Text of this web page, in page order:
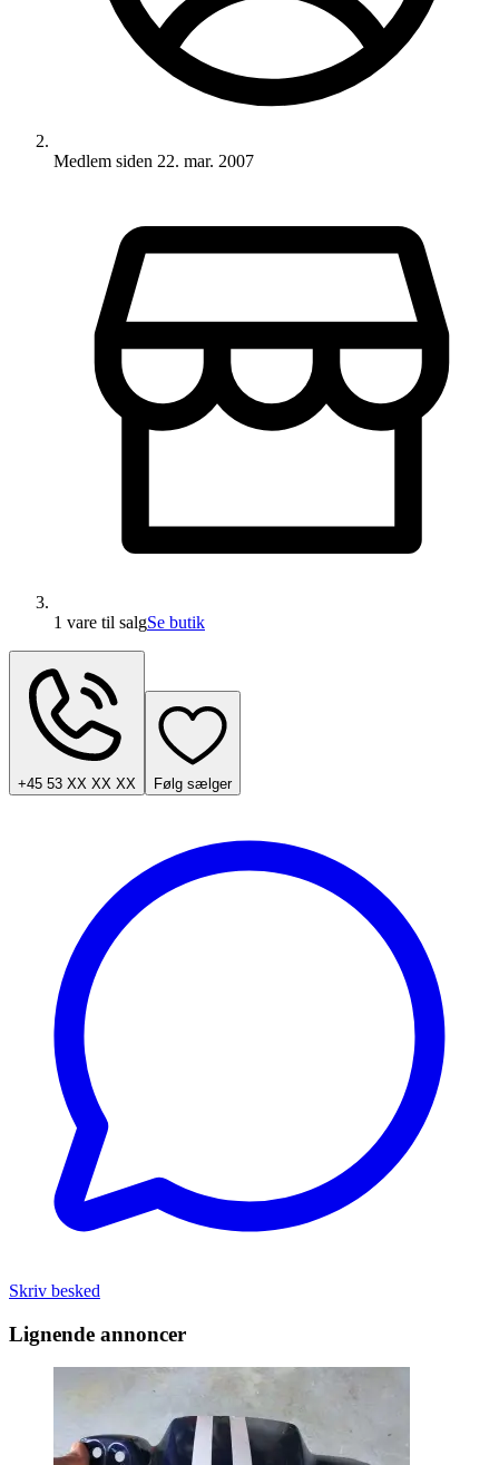
Medlem siden 22. mar. 2007
1 vare til salgSe butik
+45 53 XX XX XX Følg sælger
Skriv besked
Lignende annoncer